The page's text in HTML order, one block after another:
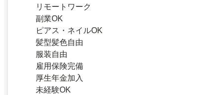
リモートワーク
副業OK
ピアス・ネイルOK
髪型髪色自由
服装自由
雇用保険完備
厚生年金加入
未経験OK